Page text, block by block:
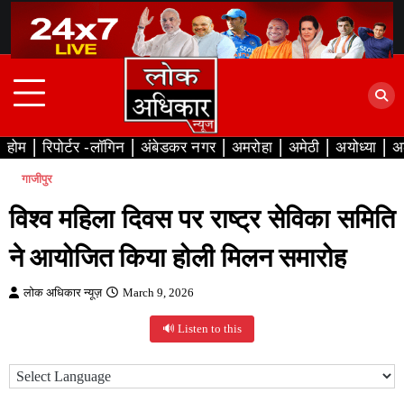
content
होम रिपोर्टर -लॉगिन अंबेडकर नगर अमरोहा अमेठी अयोध्या
गाजीपुर
विश्व महिला दिवस पर राष्ट्र सेविका समिति
ने आयोजित किया होली मिलन समारोह
लोक अधिकार न्यूज़ March 9, 2026
🔊 Listen to this